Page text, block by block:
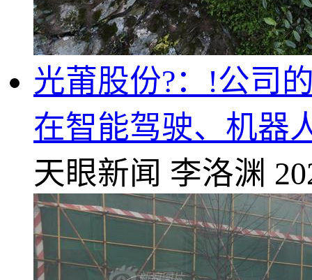
光莆股份?：!公司
在智能驾驶、机器
天眼新闻 李洛渊